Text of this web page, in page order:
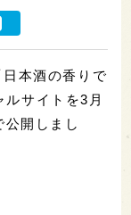
本酒の香りで
サイトを3月
開しまし